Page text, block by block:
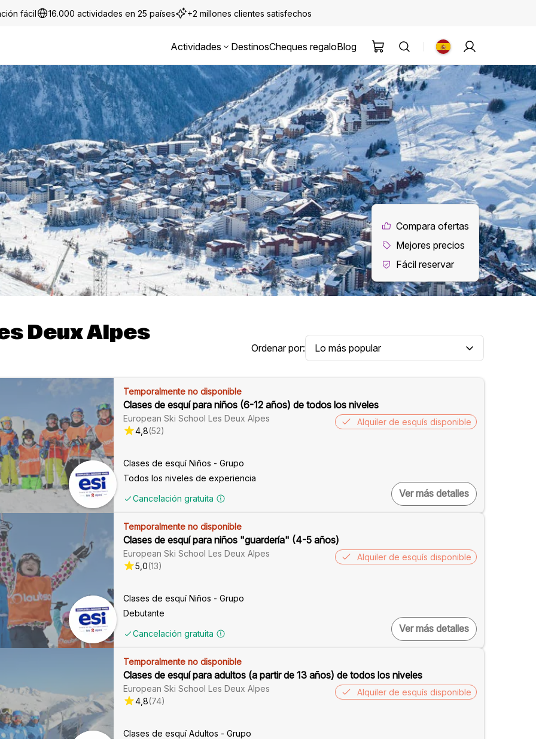
fácil 16.000 actividades en 25 países +2 millones clientes satisfechos
Actividades DestinosCheques regaloBlog
Compara ofertas
Mejores precios
Fácil reservar
Deux Alpes
Ordenar por:
Temporalmente no disponible
Clases de esquí para niños (6-12 años) de todos los niveles
European Ski School Les Deux Alpes
4,8(52)
Clases de esquí Niños - Grupo
Todos los niveles de experiencia
Cancelación gratuita
Alquiler de esquís disponible
Ver más detalles
Temporalmente no disponible
Clases de esquí para niños "guardería" (4-5 años)
European Ski School Les Deux Alpes
5,0(13)
Clases de esquí Niños - Grupo
Debutante
Cancelación gratuita
Alquiler de esquís disponible
Ver más detalles
Temporalmente no disponible
Clases de esquí para adultos (a partir de 13 años) de todos los niveles
European Ski School Les Deux Alpes
4,8(74)
Clases de esquí Adultos - Grupo
Alquiler de esquís disponible